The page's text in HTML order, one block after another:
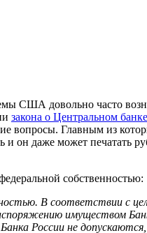
США довольно часто
закона о Центральном банке
вопросы. Главным из
он даже может печатать
собственностью:
В соответствии с
имуществом
России не